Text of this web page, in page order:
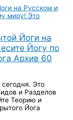
Йоги на
Йогу по
Архив 60
Это
и Разделов
Теорию и
Йога